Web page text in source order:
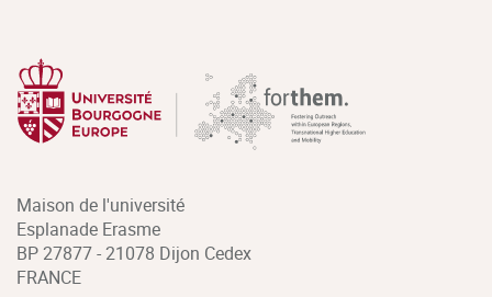
Maison de l'université
Esplanade Erasme
BP 27877 - 21078 Dijon Cedex
FRANCE